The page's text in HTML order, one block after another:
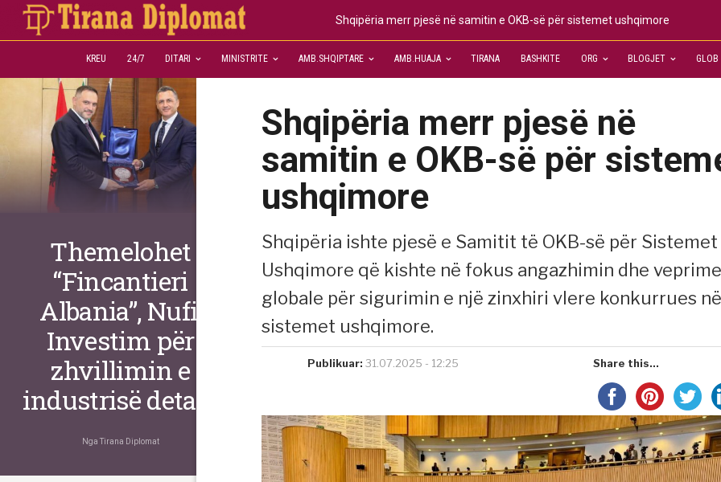
Shqipëria merr pjesë në samitin e OKB-së për sistemet ushqimore
KREU 24/7 DITARI MINISTRITE AMB.SHQIPTARE AMB.HUAJA TIRANA BASHKITE ORG BLOGJET GLOB
Shqipëria merr pjesë në
samitin e OKB-së për
ushqimore
Shqipëria ishte pjesë e Samitit të OKB-së për Sistemet
Ushqimore që kishte në fokus angazhimin dhe
globale për sigurimin e një zinxhiri vlere konkurrues në
sistemet ushqimore.
Publikuar: 31.07.2025 - 12:25 Share this...
Themelohet
“Fincantieri
Albania”, Nufi:
Investim për
zhvillimin e
industrisë detare
Nga Tirana Diplomat